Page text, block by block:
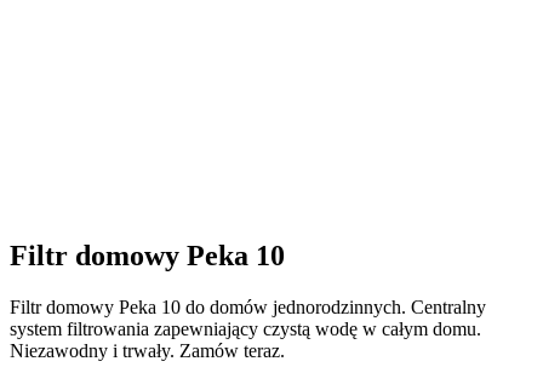
Filtr domowy Peka 10
Filtr domowy Peka 10 do domów jednorodzinnych. Centralny
system filtrowania zapewniający czystą wodę w całym domu.
Niezawodny i trwały. Zamów teraz.